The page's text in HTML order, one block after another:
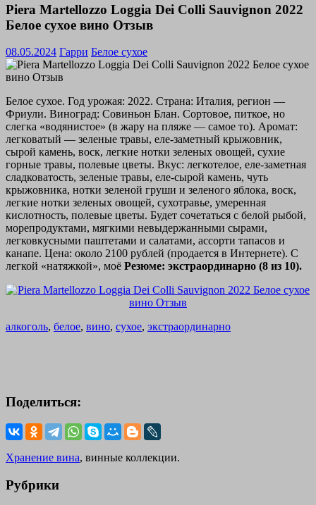
Piera Martellozzo Loggia Dei Colli Sauvignon 2022
Белое сухое вино Отзыв
08.05.2024 Гарри Белое сухое
Белое сухое. Год урожая: 2022. Страна: Италия, регион —
Фриули. Виноград: Совиньон Блан. Сортовое, питкое, но
слегка «водянистое» (в жару на пляже — самое то). Аромат:
легковатый — зеленые травы, еле-заметный крыжовник,
сырой камень, воск, легкие нотки зеленых овощей, сухие
горные травы, полевые цветы. Вкус: легкотелое, еле-заметная
сладковатость, зеленые травы, еле-сырой камень, чуть
крыжовника, нотки зеленой груши и зеленого яблока, воск,
легкие нотки зеленых овощей, сухотравье, умеренная
кислотность, полевые цветы. Будет сочетаться с белой рыбой,
морепродуктами, мягкими невыдержанными сырами,
легковкусными паштетами и салатами, ассорти тапасов и
канапе. Цена: около 2100 рублей (продается в Интернете). С
легкой «натяжкой», моё Резюме: экстраординарно (8 из 10).
алкоголь, белое, вино, сухое, экстраординарно
Поделиться:
Хранение вина, винные коллекции.
Рубрики